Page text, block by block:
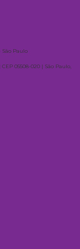
São Paulo
05508-020 | São Paulo,